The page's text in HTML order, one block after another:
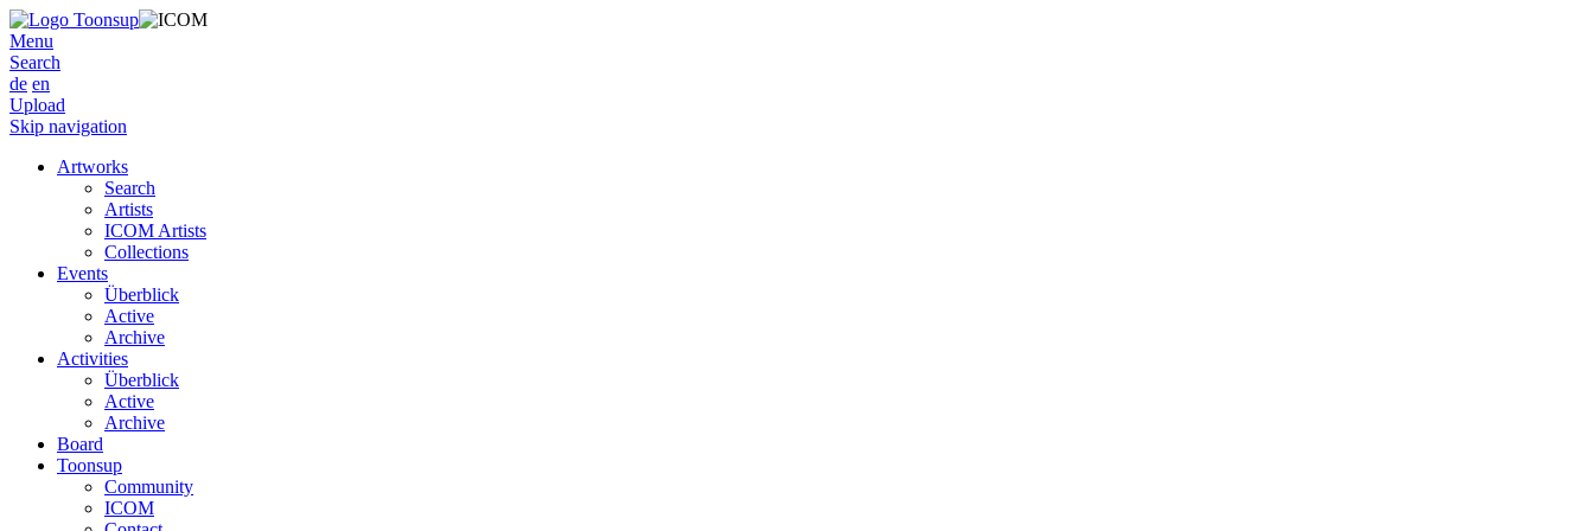
Menu
Search
de en
Upload
Skip navigation
Artworks
Search
Artists
ICOM Artists
Collections
Events
Überblick
Active
Archive
Activities
Überblick
Active
Archive
Board
Toonsup
Community
ICOM